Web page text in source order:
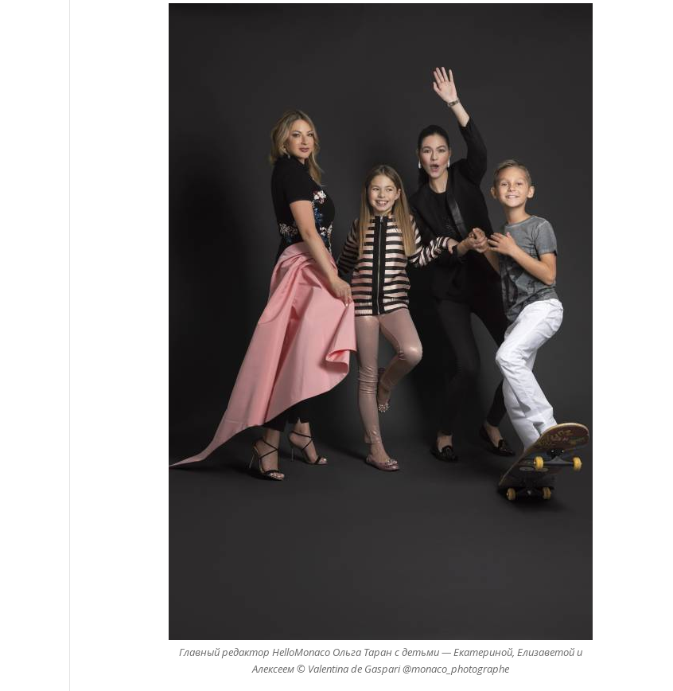
Главный редактор HelloMonaco Ольга Таран с детьми — Екатериной, Елизаветой и
Алексеем © Valentina de Gaspari @monaco_photographe